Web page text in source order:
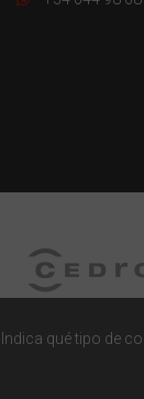
qué tipo de